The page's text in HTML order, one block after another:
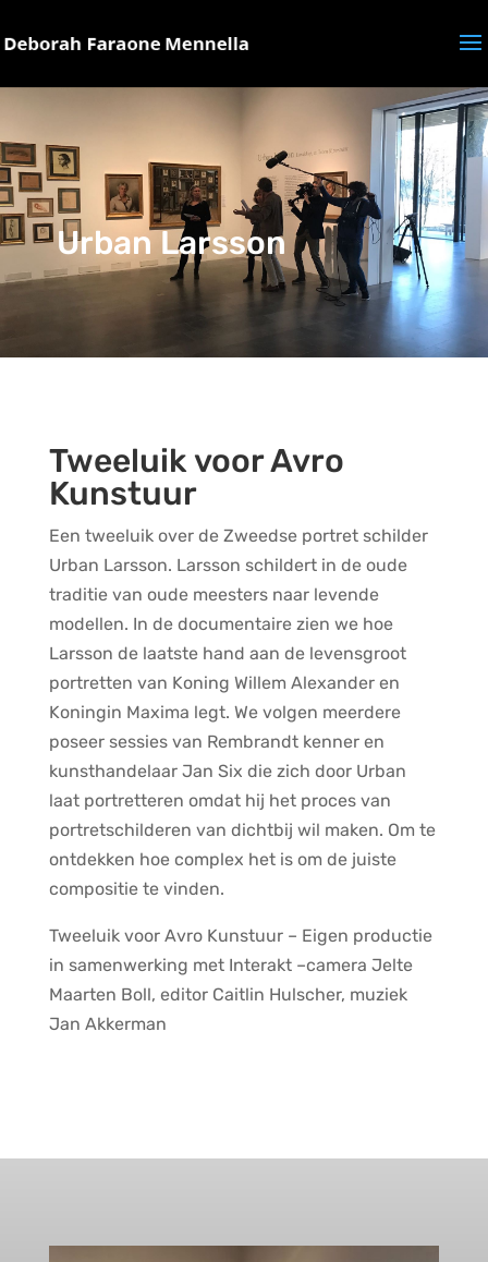
Urban Larsson
Tweeluik voor Avro
Kunstuur
Een tweeluik over de Zweedse portret schilder
Urban Larsson. Larsson schildert in de oude
traditie van oude meesters naar levende
modellen. In de documentaire zien we hoe
Larsson de laatste hand aan de levensgroot
portretten van Koning Willem Alexander en
Koningin Maxima legt. We volgen meerdere
poseer sessies van Rembrandt kenner en
kunsthandelaar Jan Six die zich door Urban
laat portretteren omdat hij het proces van
portretschilderen van dichtbij wil maken. Om te
ontdekken hoe complex het is om de juiste
compositie te vinden.
Tweeluik voor Avro Kunstuur – Eigen productie
in samenwerking met Interakt –camera Jelte
Maarten Boll, editor Caitlin Hulscher, muziek
Jan Akkerman